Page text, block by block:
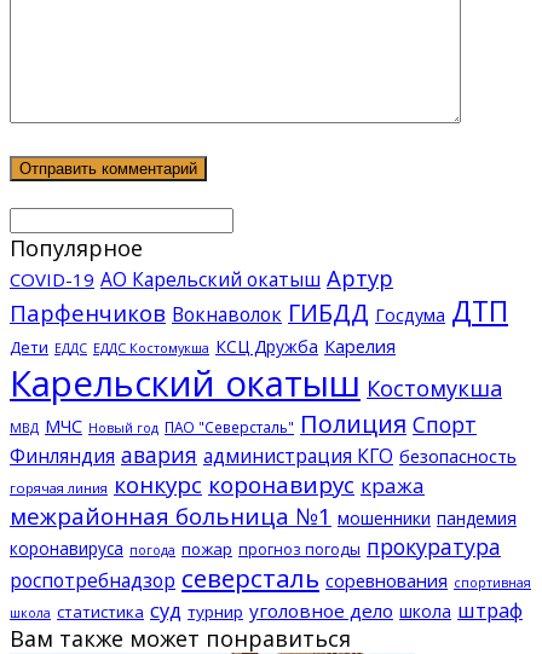
Популярное
COVID-19 АО Карельский окатыш Артур
Парфенчиков Вокнаволок ГИБДД Госдума ДТП
Дети ЕДДС ЕДДС Костомукша КСЦ Дружба Карелия
Карельский окатыш Костомукша
МВД МЧС Новый год ПАО "Северсталь" Полиция Спорт
Финляндия авария администрация КГО безопасность
горячая линия конкурс коронавирус кража
межрайонная больница №1 мошенники пандемия
коронавируса погода пожар прогноз погоды прокуратура
роспотребнадзор северсталь соревнования спортивная
школа статистика суд турнир уголовное дело школа штраф
Вам также может понравиться